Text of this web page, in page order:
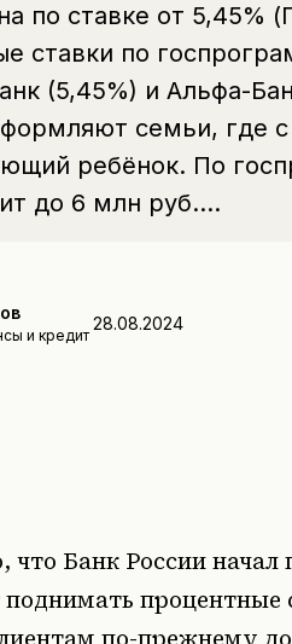
по ставке от 5,45%
ставки по
(5,45%) и Альфа-
семьи, где с
ребёнок. По
до 6 млн руб.…
и кредит
28.08.2024
что Банк России